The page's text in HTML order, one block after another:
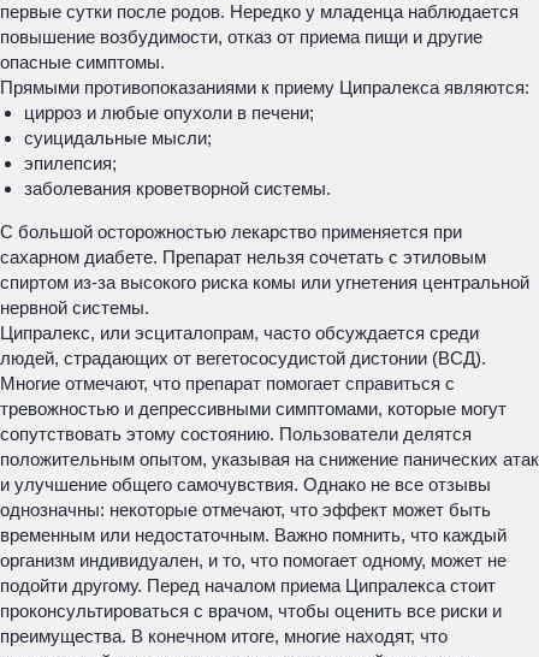
первые сутки после родов. Нередко у младенца наблюдается
повышение возбудимости, отказ от приема пищи и другие
опасные симптомы.
Прямыми противопоказаниями к приему Ципралекса являются:
цирроз и любые опухоли в печени;
суицидальные мысли;
эпилепсия;
заболевания кроветворной системы.
С большой осторожностью лекарство применяется при
сахарном диабете. Препарат нельзя сочетать с этиловым
спиртом из-за высокого риска комы или угнетения центральной
нервной системы.
Ципралекс, или эсциталопрам, часто обсуждается среди
людей, страдающих от вегетососудистой дистонии (ВСД).
Многие отмечают, что препарат помогает справиться с
тревожностью и депрессивными симптомами, которые могут
сопутствовать этому состоянию. Пользователи делятся
положительным опытом, указывая на снижение панических атак
и улучшение общего самочувствия. Однако не все отзывы
однозначны: некоторые отмечают, что эффект может быть
временным или недостаточным. Важно помнить, что каждый
организм индивидуален, и то, что помогает одному, может не
подойти другому. Перед началом приема Ципралекса стоит
проконсультироваться с врачом, чтобы оценить все риски и
преимущества. В конечном итоге, многие находят, что